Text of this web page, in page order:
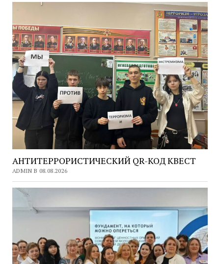
АНТИТЕРРОРИСТИЧЕСКИЙ QR-КОД КВЕСТ
ADMIN В 08.08.2026